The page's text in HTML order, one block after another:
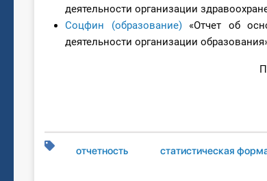
деятельности организации
Соцфин (образование)«Отчет об
деятельности организации
отчетность статистическая